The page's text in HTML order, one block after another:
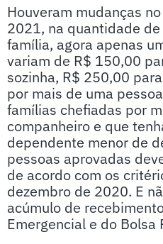
Houveram mudanças
2021, na quantidade
família, agora apenas
variam de R$ 150,00
sozinha, R$ 250,00
por mais de uma
famílias chefiadas por
companheiro e que
dependente menor de
pessoas aprovadas
de acordo com os
dezembro de 2020. E
acúmulo de
Emergencial e do Bolsa